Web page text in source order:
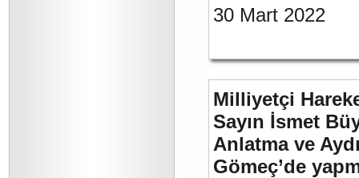
30 Mart 2022
Milliyetçi
Sayın İsmet
Anlatma ve
Gömeç’de